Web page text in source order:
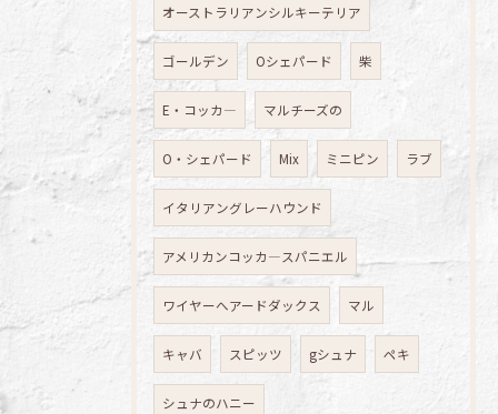
オーストラリアンシルキーテリア
ゴールデン Oシェパード 柴
E・コッカ― マルチーズの
O・シェパード Mix ミニピン ラブ
イタリアングレーハウンド
アメリカンコッカ―スパニエル
ワイヤーへアードダックス マル
キャバ スピッツ gシュナ ペキ
シュナのハニー